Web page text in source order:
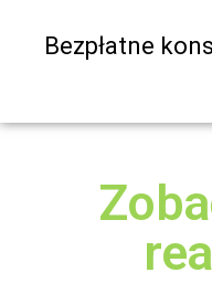
Bezpłatne